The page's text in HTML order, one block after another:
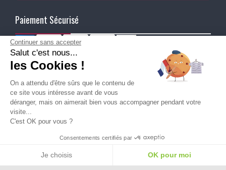
Besoin d'aide pour choisir une
taille ou une pointure ?
Paiement Sécurisé
Ma Livraison
Continuer sans accepter
Salut c'est nous...
les Cookies !
On a attendu d'être sûrs que le contenu de
ce site vous intéresse avant de vous
déranger, mais on aimerait bien vous accompagner pendant votre
visite...
C'est OK pour vous ?
Consentements certifiés par
Je choisis OK pour moi